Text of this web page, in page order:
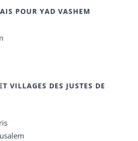
POUR YAD VASHEM
VILLAGES DES JUSTES DE